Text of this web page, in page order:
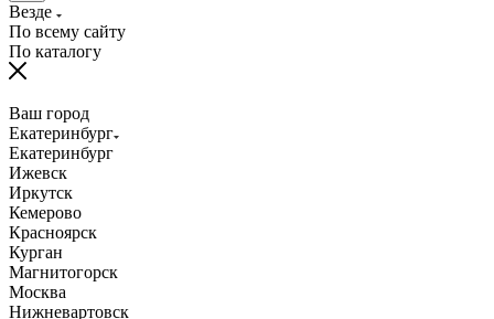
Везде
По всему сайту
По каталогу
Ваш город
Екатеринбург
Екатеринбург
Ижевск
Иркутск
Кемерово
Красноярск
Курган
Магнитогорск
Москва
Нижневартовск